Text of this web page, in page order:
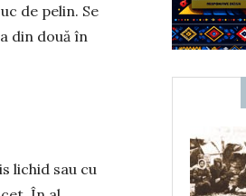
de pelin. Se
din două în
lichid sau cu